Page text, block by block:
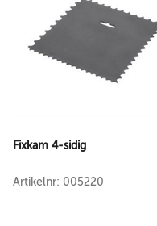
Fixkam 4-sidig
Artikelnr: 005220